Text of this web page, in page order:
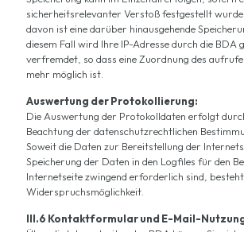
sicherheitsrelevanter Verstoß festgestellt
davon ist eine darüber hinausgehende
diesem Fall wird Ihre IP-Adresse durch die BDA
verfremdet, so dass eine Zuordnung des
mehr möglich ist.
Auswertung der Protokollierung:
Die Auswertung der Protokolldaten erfolgt
Beachtung der datenschutzrechtlichen
Soweit die Daten zur Bereitstellung der
Speicherung der Daten in den Logfiles für den
Internetseite zwingend erforderlich sind,
Widerspruchsmöglichkeit.
III.6 Kontaktformular und E-Mail-